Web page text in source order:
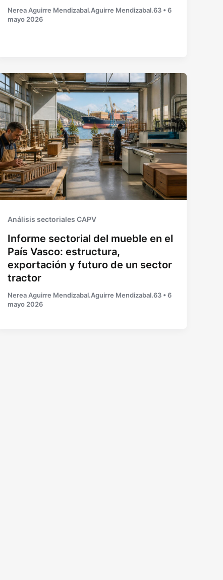
Nerea Aguirre Mendizabal.Aguirre Mendizabal.63 •6
mayo 2026
Análisis sectoriales CAPV
Informe sectorial del mueble en el
País Vasco: estructura,
exportación y futuro de un sector
tractor
Nerea Aguirre Mendizabal.Aguirre Mendizabal.63 •6
mayo 2026